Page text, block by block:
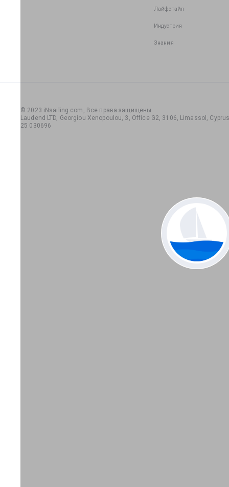
Лайфстайл
Индустрия
Знания
© 2023 iNsailing.com, Все права защищены.
Laudend LTD, Georgiou Xenopoulou, 3, Office G2, 3106, Limassol,
25 030696